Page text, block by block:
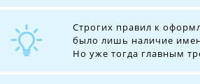
Строгих правил к
было лишь наличие
Но уже тогда главным